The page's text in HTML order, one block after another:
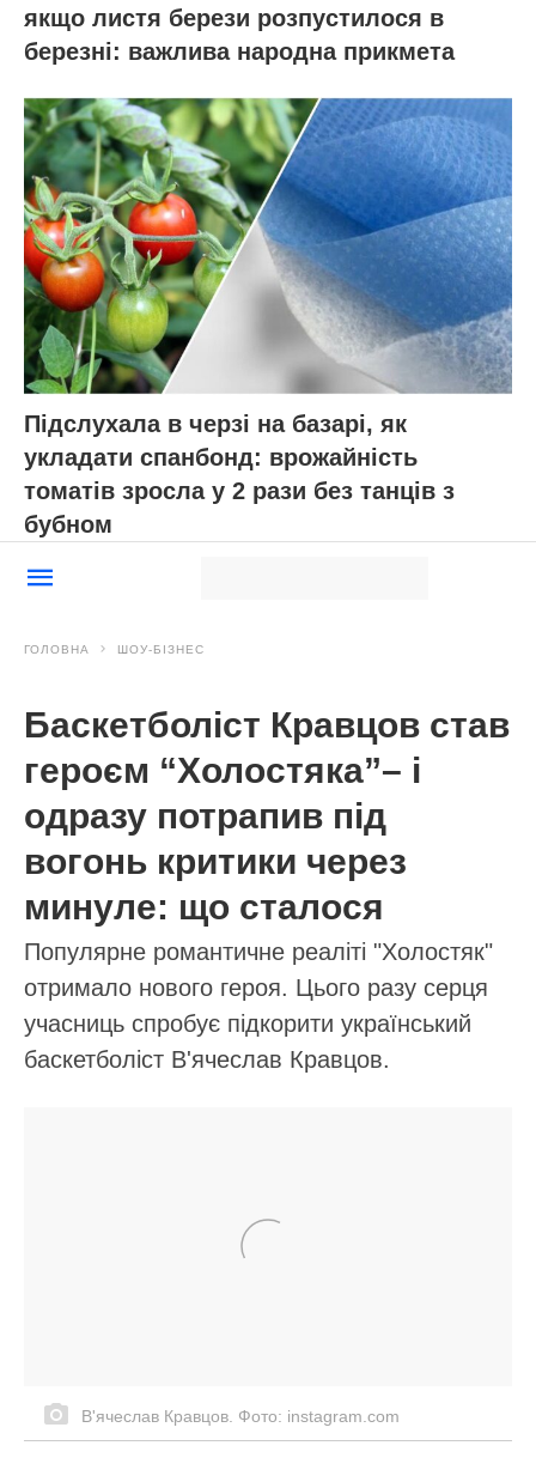
якщо листя берези розпустилося в
березні: важлива народна прикмета
Підслухала в черзі на базарі, як
укладати спанбонд: врожайність
томатів зросла у 2 рази без танців з
бубном